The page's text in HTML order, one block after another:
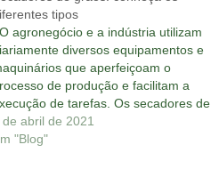
tipos
agronegócio e a indústria utilizam
diversos equipamentos e
que aperfeiçoam o
de produção e facilitam a
de tarefas. Os secadores de
são um bom exemplo da
desses instrumentos.
de abril de 2021
"Blog"